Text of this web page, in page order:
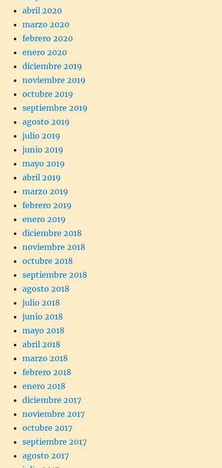
abril 2020
marzo 2020
febrero 2020
enero 2020
diciembre 2019
noviembre 2019
octubre 2019
septiembre 2019
agosto 2019
julio 2019
junio 2019
mayo 2019
abril 2019
marzo 2019
febrero 2019
enero 2019
diciembre 2018
noviembre 2018
octubre 2018
septiembre 2018
agosto 2018
julio 2018
junio 2018
mayo 2018
abril 2018
marzo 2018
febrero 2018
enero 2018
diciembre 2017
noviembre 2017
octubre 2017
septiembre 2017
agosto 2017